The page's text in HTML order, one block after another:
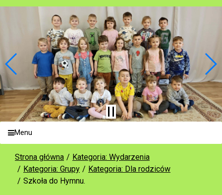
Menu
Strona główna
Kategoria: Wydarzenia
Kategoria: Grupy
Kategoria: Dla rodziców
Szkoła do Hymnu.